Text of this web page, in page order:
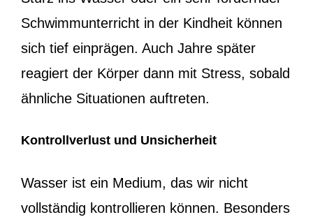
Schwimmunterricht in der Kindheit können
sich tief einprägen. Auch Jahre später
reagiert der Körper dann mit Stress, sobald
ähnliche Situationen auftreten.
Kontrollverlust und Unsicherheit
Wasser ist ein Medium, das wir nicht
vollständig kontrollieren können. Besonders